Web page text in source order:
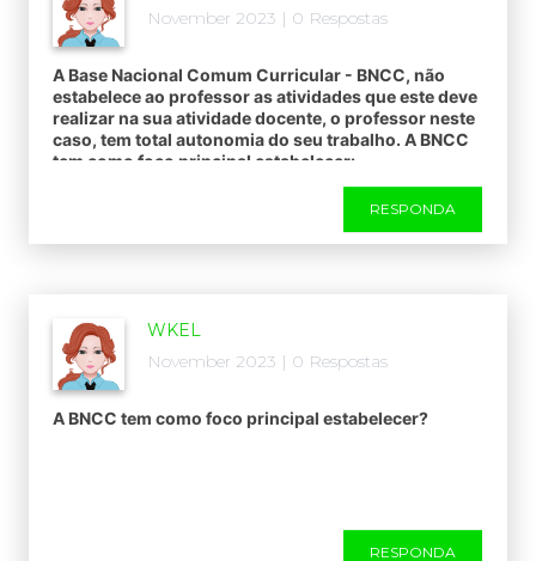
November 2023 | 0 Respostas
A Base Nacional Comum Curricular - BNCC, não
estabelece ao professor as atividades que este deve
realizar na sua atividade docente, o professor neste
caso, tem total autonomia do seu trabalho. A BNCC
tem como foco principal estabelecer:
RESPONDA
WKEL
November 2023 | 0 Respostas
A BNCC tem como foco principal estabelecer?
RESPONDA